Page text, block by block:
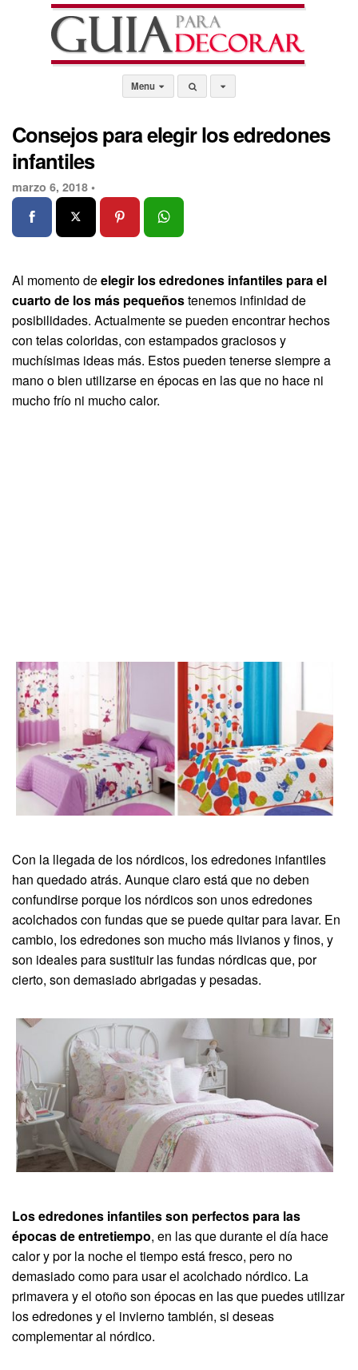
Menu
Consejos para elegir los edredones
infantiles
marzo 6, 2018 •
Al momento deelegir los edredones infantiles para el
cuarto de los más pequeñostenemos infinidad de
posibilidades. Actualmente se pueden encontrar hechos
con telas coloridas, con estampados graciosos y
muchísimas ideas más. Estos pueden tenerse siempre a
mano o bien utilizarse en épocas en las que no hace ni
mucho frío ni mucho calor.
Con la llegada de los nórdicos, los edredones infantiles
han quedado atrás. Aunque claro está que no deben
confundirse porque los nórdicos son unos edredones
acolchados con fundas que se puede quitar para lavar. En
cambio, los edredones son mucho más livianos y finos, y
son ideales para sustituir las fundas nórdicas que, por
cierto, son demasiado abrigadas y pesadas.
Los edredones infantiles son perfectos para las
épocas de entretiempo, en las que durante el día hace
calor y por la noche el tiempo está fresco, pero no
demasiado como para usar el acolchado nórdico. La
primavera y el otoño son épocas en las que puedes utilizar
los edredones y el invierno también, si deseas
complementar al nórdico.